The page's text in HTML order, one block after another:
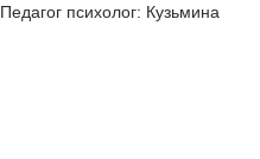
психолог: Кузьмина